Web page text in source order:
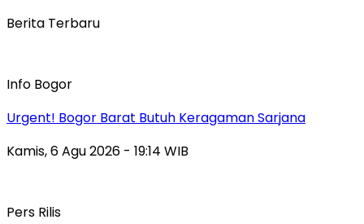
Berita Terbaru
Info Bogor
Urgent! Bogor Barat Butuh Keragaman Sarjana
Kamis, 6 Agu 2026 - 19:14 WIB
Pers Rilis